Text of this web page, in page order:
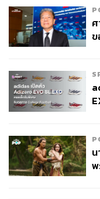
เลือกเครื่องมือที่เหมา
สร้างผลลัพธ์ที่ตรงจุ
ข
พ